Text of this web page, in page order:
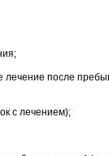
после
с лечением);